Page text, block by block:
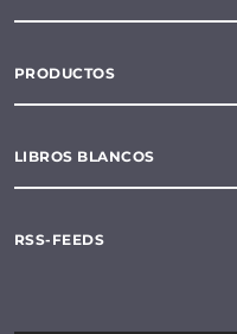
PRODUCTOS
LIBROS BLANCOS
RSS-FEEDS